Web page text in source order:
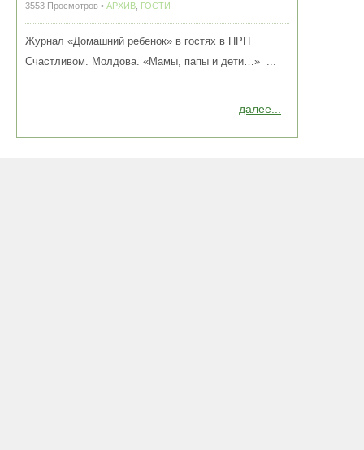
3553 Просмотров • АРХИВ ГОСТИ
далее...
Журнал «Домашний ребенок» в гостях в ПРП
Счастливом. Молдова. «Мамы, папы и дети…» ...